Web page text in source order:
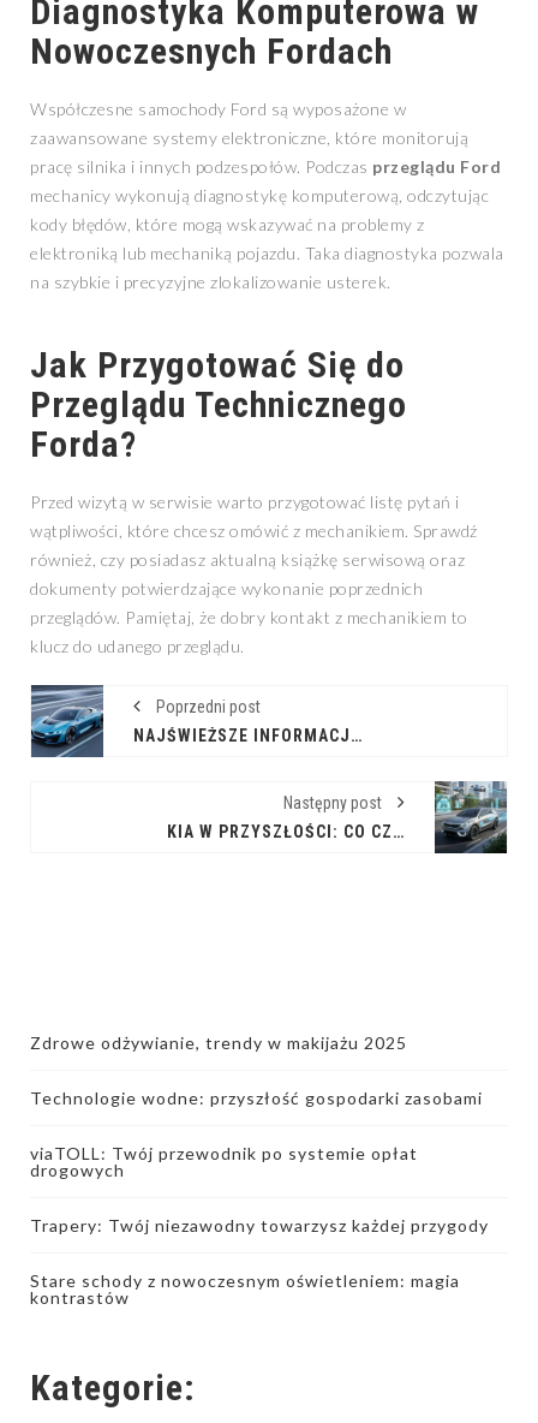
Diagnostyka Komputerowa w
Nowoczesnych Fordach
Współczesne samochody Ford są wyposażone w
zaawansowane systemy elektroniczne, które monitorują
pracę silnika i innych podzespołów. Podczas przeglądu Ford
mechanicy wykonują diagnostykę komputerową, odczytując
kody błędów, które mogą wskazywać na problemy z
elektroniką lub mechaniką pojazdu. Taka diagnostyka pozwala
na szybkie i precyzyjne zlokalizowanie usterek.
Jak Przygotować Się do
Przeglądu Technicznego
Forda?
Przed wizytą w serwisie warto przygotować listę pytań i
wątpliwości, które chcesz omówić z mechanikiem. Sprawdź
również, czy posiadasz aktualną książkę serwisową oraz
dokumenty potwierdzające wykonanie poprzednich
przeglądów. Pamiętaj, że dobry kontakt z mechanikiem to
klucz do udanego przeglądu.
Poprzedni post
NAJŚWIEŻSZE INFORMACJE ZE ŚWIATA MOTORYZACJI: CO NOWEGO W BRANŻY?
Następny post
KIA W PRZYSZŁOŚCI: CO CZEKA NAS W ROKU 2025?
Zdrowe odżywianie, trendy w makijażu 2025
Technologie wodne: przyszłość gospodarki zasobami
viaTOLL: Twój przewodnik po systemie opłat
drogowych
Trapery: Twój niezawodny towarzysz każdej przygody
Stare schody z nowoczesnym oświetleniem: magia
kontrastów
Kategorie: